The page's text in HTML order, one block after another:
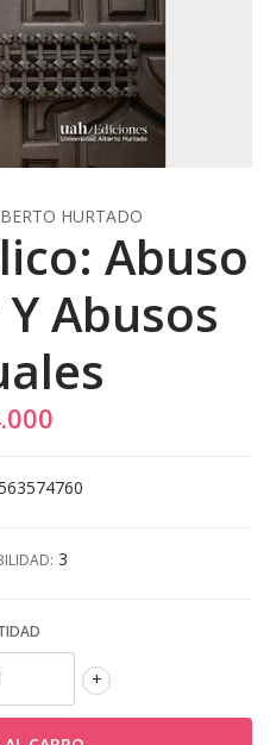
HURTADO
Abuso
Abusos
3
+